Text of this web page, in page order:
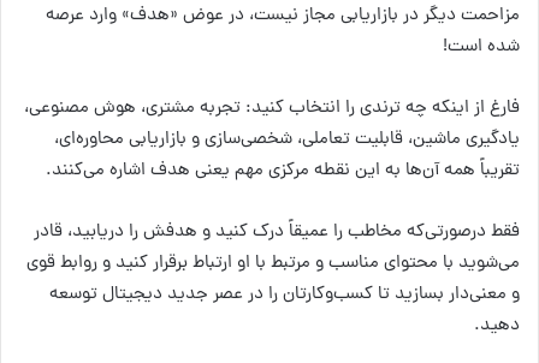
مزاحمت دیگر در بازاریابی مجاز نیست، در عوض «هدف» وارد عرصه
شده است!
فارغ از اینکه چه ترندی را انتخاب کنید: تجربه مشتری، هوش مصنوعی،
یادگیری ماشین، قابلیت تعاملی، شخصی‌سازی و بازاریابی محاوره‌ای،
تقریباً همه آن‌ها به این نقطه مرکزی مهم یعنی هدف اشاره می‌کنند.
فقط درصورتی‌که مخاطب را عمیقاً درک کنید و هدفش را دریابید، قادر
می‌شوید با محتوای مناسب و مرتبط با او ارتباط برقرار کنید و روابط قوی
و معنی‌دار بسازید تا کسب‌وکارتان را در عصر جدید دیجیتال توسعه
دهید.